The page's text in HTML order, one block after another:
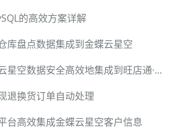
的高效方案详解
库盘点数据集成到金蝶云星空
如何用轻易云将金蝶云星空数据安全高效地集成到旺店通·企业奇门
退换货订单自动处理
台高效集成金蝶云星空客户信息